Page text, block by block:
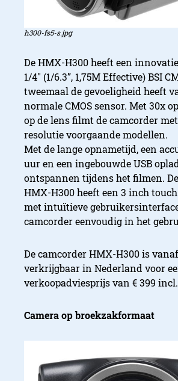
Notebook en
h300-fs5-s.jpg
De HMX-H300 heeft een
1/4″ (1/6.3”, 1,75M Effective) BSI
tweemaal de gevoeligheid heeft
normale CMOS sensor. Met 30x
op de lens filmt de camcorder
resolutie voorgaande modellen.
Met de lange opnametijd, een
uur en een ingebouwde USB
ontspannen tijdens het filmen.
HMX-H300 heeft een 3 inch
met intuïtieve
camcorder eenvoudig in het
De camcorder HMX-H300 is
verkrijgbaar in Nederland voor
verkoopadviesprijs van € 399
Camera op broekzakformaat